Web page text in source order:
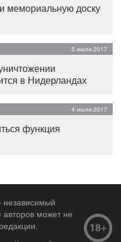
мемориальную доску
5 июля 2017
в Нидерландах
4 июля 2017
функция
может не